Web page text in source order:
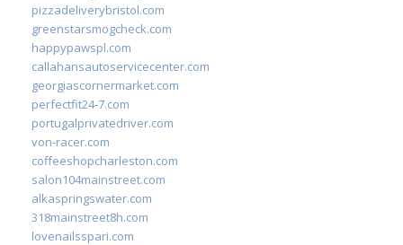
pizzadeliverybristol.com
greenstarsmogcheck.com
happypawspl.com
callahansautoservicecenter.com
georgiascornermarket.com
perfectfit24-7.com
portugalprivatedriver.com
von-racer.com
coffeeshopcharleston.com
salon104mainstreet.com
alkaspringswater.com
318mainstreet8h.com
lovenailsspari.com